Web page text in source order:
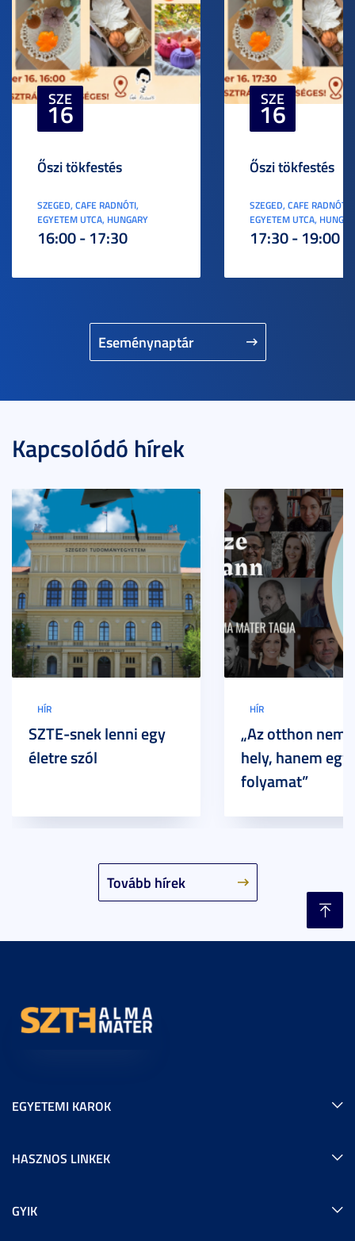
Eseménynaptár
SZE
16
Őszi tökfestés
SZEGED, CAFE RADNÓTI,
EGYETEM UTCA, HUNGARY
16:00 - 17:30
SZE
16
Őszi tökfestés
SZEGED, CAFE RADNÓTI,
EGYETEM UTCA,
17:30 - 19:00
Kapcsolódó hírek
Tovább hírek
HÍR
SZTE-snek lenni egy
életre szól
HÍR
„Az otthon nem
hely, hanem egy
folyamat”
EGYETEMI KAROK
HASZNOS LINKEK
GYIK